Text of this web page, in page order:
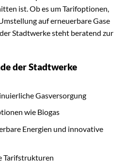
ist. Ob es um Tarifoptionen,
auf erneuerbare Gase
Stadtwerke steht beratend zur
der Stadtwerke
Gasversorgung
wie Biogas
Energien und innovative
Tarifstrukturen